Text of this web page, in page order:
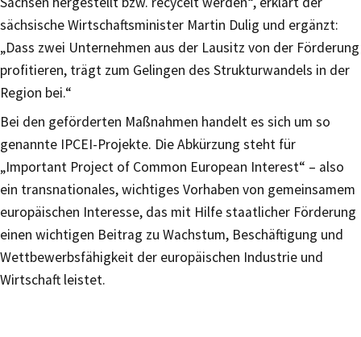
sächsische Wirtschaftsminister Martin Dulig und ergänzt:
„Dass zwei Unternehmen aus der Lausitz von der Förderung
profitieren, trägt zum Gelingen des Strukturwandels in der
Region bei.“
Bei den geförderten Maßnahmen handelt es sich um so
genannte IPCEI-Projekte. Die Abkürzung steht für
„Important Project of Common European Interest“ – also
ein transnationales, wichtiges Vorhaben von gemeinsamem
europäischen Interesse, das mit Hilfe staatlicher Förderung
einen wichtigen Beitrag zu Wachstum, Beschäftigung und
Wettbewerbsfähigkeit der europäischen Industrie und
Wirtschaft leistet.